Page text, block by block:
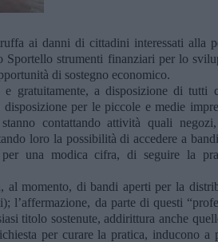
ai danni di cittadini interessati alla
Sportello strumenti finanziari per lo
di sostegno economico.
gratuitamente, a disposizione di tutti
per le piccole e medie
contattando attività quali
loro la possibilità di accedere a
una modica cifra, di seguire la
al momento, di bandi aperti per la
l’affermazione, da parte di questi
titolo sostenute, addirittura anche
per curare la pratica, inducono a